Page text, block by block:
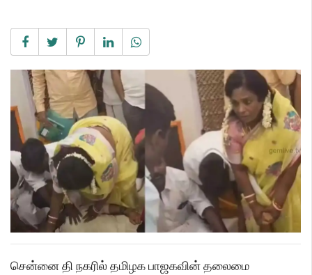
சென்னை தி நகரில் தமிழக பாஜகவின் தலைமை